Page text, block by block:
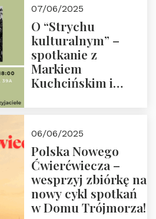
07/06/2025
O “Strychu
kulturalnym” –
spotkanie z
Markiem
Kuchcińskim i
18:00
06/06/2025
Polska Nowego
Ćwierćwiecza –
wesprzyj zbiórkę na
nowy cykl spotkań
w Domu Trójmorza!